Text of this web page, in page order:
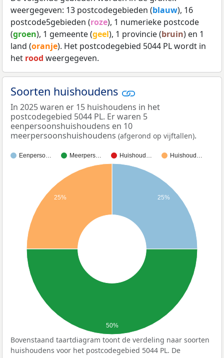
weergegeven: 13 postcodegebieden (blauw), 16
postcode5gebieden (roze), 1 numerieke postcode
(groen), 1 gemeente (geel), 1 provincie (bruin) en 1
land (oranje). Het postcodegebied 5044 PL wordt in
het rood weergegeven.
Soorten huishoudens
In 2025 waren er 15 huishoudens in het
postcodegebied 5044 PL. Er waren 5
eenpersoonshuishoudens en 10
meerpersoonshuishoudens (afgerond op vijftallen).
Eenperso… Meerpers… Huishoud… Huishoud…
25%
25%
50%
Bovenstaand taartdiagram toont de verdeling naar soorten
huishoudens voor het postcodegebied 5044 PL. De